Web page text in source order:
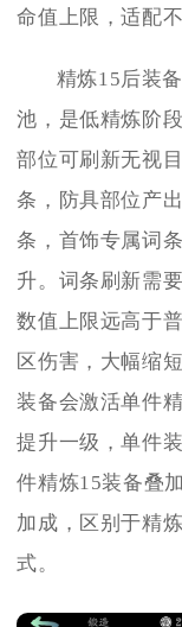
命值上限，适配
精炼15后装
池，是低精炼阶
部位可刷新无视
条，防具部位产
条，首饰专属词
升。词条刷新需
数值上限远高于
区伤害，大幅缩
装备会激活单件
提升一级，单件
件精炼15装备叠
加成，区别于精
式。